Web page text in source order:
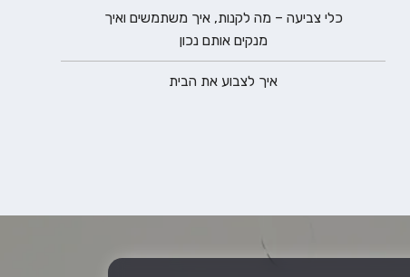
כלי צביעה – מה לקנות, איך משתמשים ואיך
מנקים אותם נכון
איך לצבוע את הבית‎